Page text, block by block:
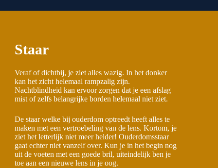
Staar
Veraf of dichtbij, je ziet alles wazig. In het donker
kan het zicht helemaal rampzalig zijn.
Nachtblindheid kan ervoor zorgen dat je een afslag
mist of zelfs belangrijke borden helemaal niet ziet.
De staar welke bij ouderdom optreedt heeft alles te
maken met een vertroebeling van de lens. Kortom, je
ziet het letterlijk niet meer helder! Ouderdomsstaar
gaat echter niet vanzelf over. Kun je in het begin nog
uit de voeten met een goede bril, uiteindelijk ben je
toe aan een nieuwe lens in je oog.